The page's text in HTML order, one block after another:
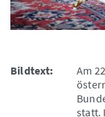
Bildtext:
Am
statt.